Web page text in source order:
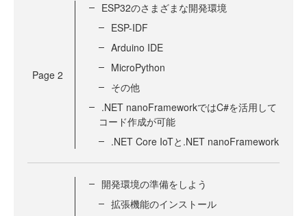
Page 2
ESP32のさまざまな開発環境
ESP-IDF
Arduino IDE
MicroPython
その他
.NET nanoFrameworkではC#を活用して
コード作成が可能
.NET Core IoTと.NET nanoFramework
開発環境の準備をしよう
拡張機能のインストール